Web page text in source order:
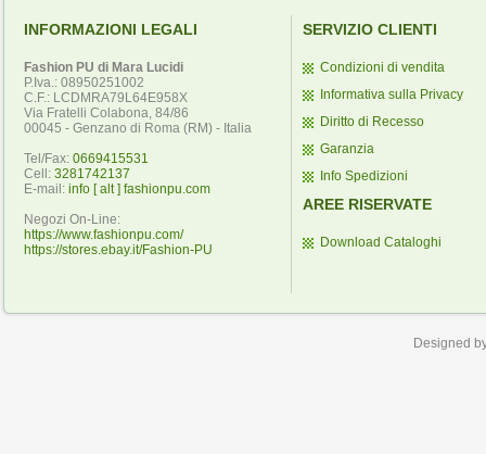
INFORMAZIONI LEGALI
Fashion PU di Mara Lucidi
P.Iva.: 08950251002
C.F.: LCDMRA79L64E958X
Via Fratelli Colabona, 84/86
00045 - Genzano di Roma (RM) - Italia
Tel/Fax: 0669415531
Cell: 3281742137
E-mail: info [ alt ] fashionpu.com
Negozi On-Line:
https://www.fashionpu.com/
https://stores.ebay.it/Fashion-PU
SERVIZIO CLIENTI
Condizioni di vendita
Informativa sulla Privacy
Diritto di Recesso
Garanzia
Info Spedizioni
AREE RISERVATE
Download Cataloghi
Designed